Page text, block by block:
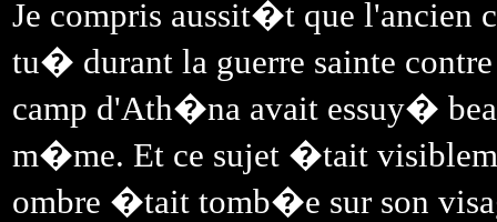
Je compris aussit�t que l'ancien
tu� durant la guerre sainte
camp d'Ath�na avait essuy�
m�me. Et ce sujet �tait
ombre �tait tomb�e sur son